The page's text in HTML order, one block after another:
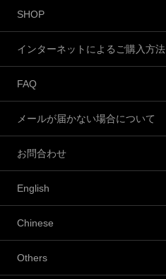
SHOP
インターネットによるご購入方法
FAQ
メールが届かない場合について
お問合わせ
English
Chinese
Others